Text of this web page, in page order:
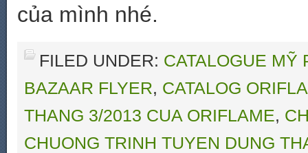
của mình nhé.
FILED UNDER: CATALOGUE MỸ
BAZAAR FLYER, CATALOG
THANG 3/2013 CUA ORIFLAME,
CHUONG TRINH TUYEN DUNG